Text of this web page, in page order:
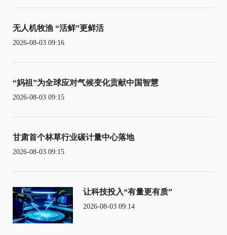
无人机牧渔 “活鲜”更鲜活
2026-08-03 09:16
“妈祖”为全球应对气候变化贡献中国智慧
2026-08-03 09:15
甘肃首个林草行业碳计量中心落地
2026-08-03 09:15
让科技投入“有量更有质”
2026-08-03 09:14